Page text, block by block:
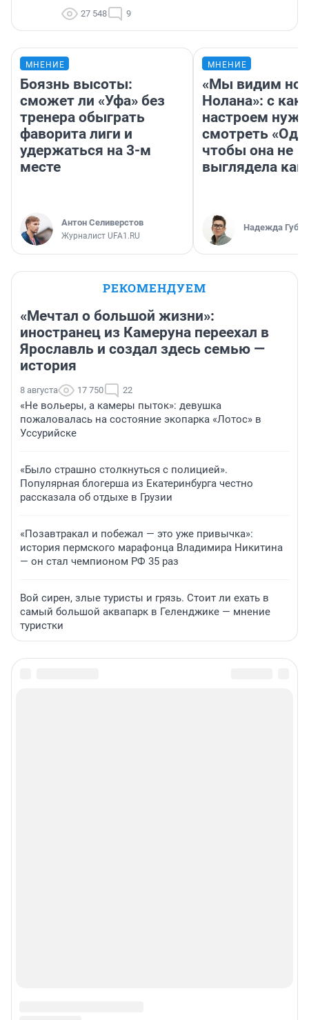
27 548 9
МНЕНИЕ
Боязнь высоты:
сможет ли «Уфа» без
тренера обыграть
фаворита лиги и
удержаться на 3-м
месте
Антон Селиверстов
Журналист UFA1.RU
МНЕНИЕ
«Мы видим
Нолана»: с
настроем
смотреть
чтобы она не
выглядела как
Надежда
РЕКОМЕНДУЕМ
«Мечтал о большой жизни»:
иностранец из Камеруна переехал в
Ярославль и создал здесь семью —
история
8 августа 17 750 22
«Не вольеры, а камеры пыток»: девушка
пожаловалась на состояние экопарка «Лотос» в
Уссурийске
«Было страшно столкнуться с полицией».
Популярная блогерша из Екатеринбурга честно
рассказала об отдыхе в Грузии
«Позавтракал и побежал — это уже привычка»:
история пермского марафонца Владимира Никитина
— он стал чемпионом РФ 35 раз
Вой сирен, злые туристы и грязь. Стоит ли ехать в
самый большой аквапарк в Геленджике — мнение
туристки